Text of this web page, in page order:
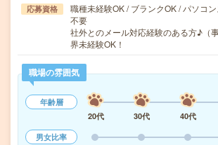
応募資格
職種未経験OK / ブランクOK / パソコ
不要
社外とのメール対応経験のある方♪（
界未経験OK！
職場の雰囲気
年齢層
20代
30代 40代
男女比率